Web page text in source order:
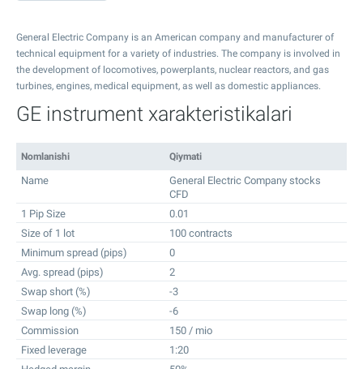
General Electric Company is an American company and manufacturer of
technical equipment for a variety of industries. The company is involved in
the development of locomotives, powerplants, nuclear reactors, and gas
turbines, engines, medical equipment, as well as domestic appliances.
GE instrument xarakteristikalari
Nomlanishi Qiymati
Name
General Electric Company stocks
CFD
1 Pip Size
0.01
Size of 1 lot
100 contracts
Minimum spread (pips)
0
Avg. spread (pips)
2
Swap short (%)
-3
Swap long (%)
-6
Commission
150 / mio
Fixed leverage
1:20